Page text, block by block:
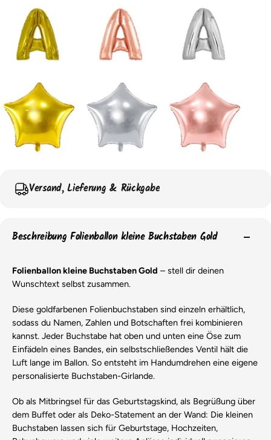
Versand, Lieferung & Rückgabe
Beschreibung Folienballon kleine Buchstaben Gold
Folienballon kleine Buchstaben Gold – stell dir deinen
Wunschtext selbst zusammen.
Diese goldfarbenen Folienbuchstaben sind einzeln erhältlich,
sodass du Namen, Zahlen und Botschaften frei kombinieren
kannst. Jeder Buchstabe hat oben und unten eine Öse zum
Einfädeln eines Bandes, ein selbstschließendes Ventil hält die
Luft lange im Ballon. So entsteht im Handumdrehen eine eigene
personalisierte Buchstaben-Girlande.
Ob als Mitbringsel für das Geburtstagskind, als Begrüßung über
dem Buffet oder als Deko-Statement an der Wand: Die kleinen
Buchstaben lassen sich für Geburtstage, Hochzeiten,